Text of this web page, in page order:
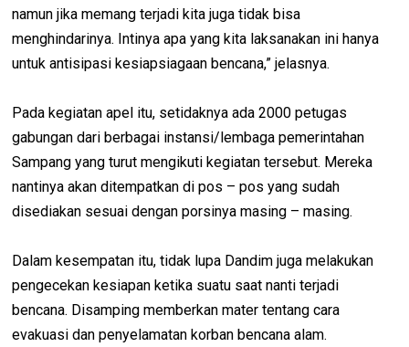
namun jika memang terjadi kita juga tidak bisa
menghindarinya. Intinya apa yang kita laksanakan ini hanya
untuk antisipasi kesiapsiagaan bencana,” jelasnya.
Pada kegiatan apel itu, setidaknya ada 2000 petugas
gabungan dari berbagai instansi/lembaga pemerintahan
Sampang yang turut mengikuti kegiatan tersebut. Mereka
nantinya akan ditempatkan di pos – pos yang sudah
disediakan sesuai dengan porsinya masing – masing.
Dalam kesempatan itu, tidak lupa Dandim juga melakukan
pengecekan kesiapan ketika suatu saat nanti terjadi
bencana. Disamping memberkan mater tentang cara
evakuasi dan penyelamatan korban bencana alam.